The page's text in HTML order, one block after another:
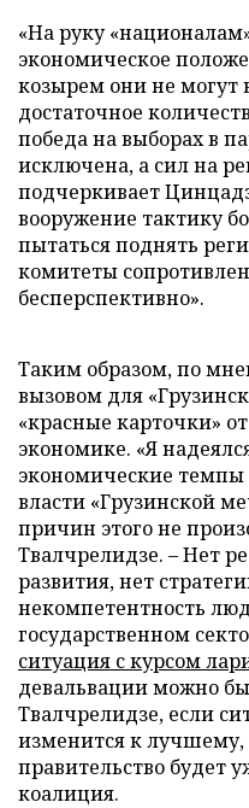
«На руку
экономическое
козырем они не могут
достаточное
победа на выборах в
исключена, а сил на
подчеркивает
вооружение тактику
пытаться поднять
комитеты
бесперспективно».
Таким образом, по
вызовом для
«красные карточки»
экономике. «Я
экономические темпы
власти «Грузинской
причин этого не
Твалчрелидзе. – Нет
развития, нет
некомпетентность
государственном
ситуация с курсом
девальвации можно
Твалчрелидзе, если
изменится к лучшему,
правительство будет
коалиция.